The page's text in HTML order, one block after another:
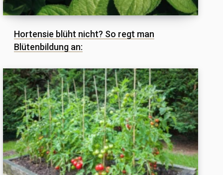
Hortensie blüht nicht? So regt man
Blütenbildung an: